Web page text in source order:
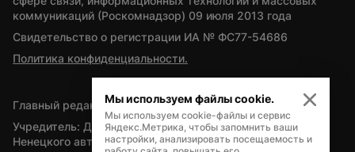
коммуникаций (Роскомнадзор) 09 июля 2013 года
Свидетельство о регистрации ИА № ФС77-54686
Политика конфиденциальности.
Главный редактор — А.Л. Поздеев
Учредитель: Департамент внутренней политики Ямало-
Ненецкого автономного округа
Мы используем файлы cookie.
Мы используем cookie-файлы и сервис
Яндекс.Метрика, чтобы запомнить ваши
настройки, анализировать посещаемость и